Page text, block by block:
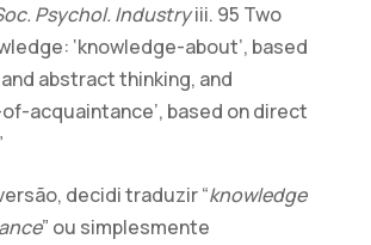
Psychol. Industryiii. 95 Two
‘knowledge-about’, based
abstract thinking, and
acquaintance’, based on direct
decidi traduzir “knowledge
” ou simplesmente